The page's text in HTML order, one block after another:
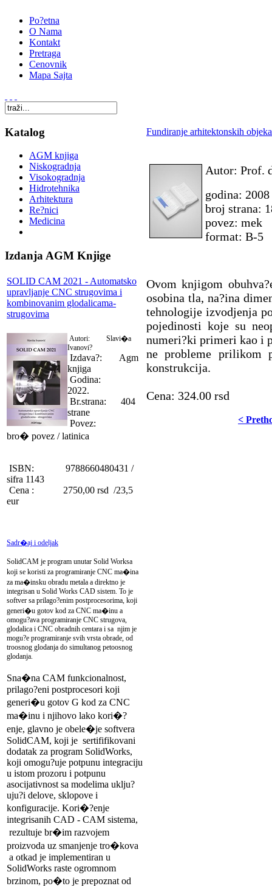
Po?etna
O Nama
Kontakt
Pretraga
Cenovnik
Mapa Sajta
Katalog
AGM knjiga
Niskogradnja
Visokogradnja
Hidrotehnika
Arhitektura
Re?nici
Medicina
Izdanja AGM Knjige
SOLID CAM 2021 - Automatsko
upravljanje CNC strugovima i
kombinovanim glodalicama-
strugovima
Autori: Slavi�a
Ivanovi?
Izdava?: Agm
knjiga
Godina:
2022.
Br.strana: 404
strane
Povez:
bro� povez / latinica
ISBN: 9788660480431 /
sifra 1143
Cena : 2750,00 rsd /23,5
eur
Sadr�aj i odeljak
SolidCAM je program unutar Solid Worksa
koji se koristi za programiranje CNC ma�ina
za ma�insku obradu metala a direktno je
integrisan u Solid Works CAD sistem. To je
softver sa prilago?enim postprocesorima, koji
generi�u gotov kod za CNC ma�inu a
omogu?ava programiranje CNC strugova,
glodalica i CNC obradnih centara i sa njim je
mogu?e programiranje svih vrsta obrade, od
troosnog glodanja do simultanog petoosnog
glodanja.
Sna�na CAM funkcionalnost,
prilago?eni postprocesori koji
generi�u gotov G kod za CNC
ma�inu i njihovo lako kori�?
enje, glavno je obele�je softvera
SolidCAM, koji je sertififikovani
dodatak za program SolidWorks,
koji omogu?uje potpunu integraciju
u istom prozoru i potpunu
asocijativnost sa modelima uklju?
uju?i delove, sklopove i
konfiguracije. Kori�?enje
integrisanih CAD - CAM sistema,
rezultuje br�im razvojem
proizvoda uz smanjenje tro�kova
a otkad je implementiran u
SolidWorks raste ogromnom
brzinom, po�to je prepoznat od
Fundiranje arhitektonskih
Autor:
godina: 2008
broj strana:
povez: mek
format: B-5
Ovom knjigom
osobina tla, na?ina
tehnologije izvodjenja
pojedinosti koje su
numeri?ki primeri kao i
ne probleme prilikom
konstrukcija.
Cena: 324.00 rsd
<